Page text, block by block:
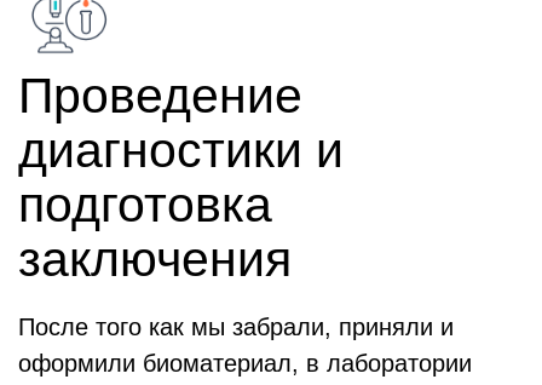
Проведение
диагностики и
подготовка
заключения
После того как мы забрали, приняли и
оформили биоматериал, в лаборатории